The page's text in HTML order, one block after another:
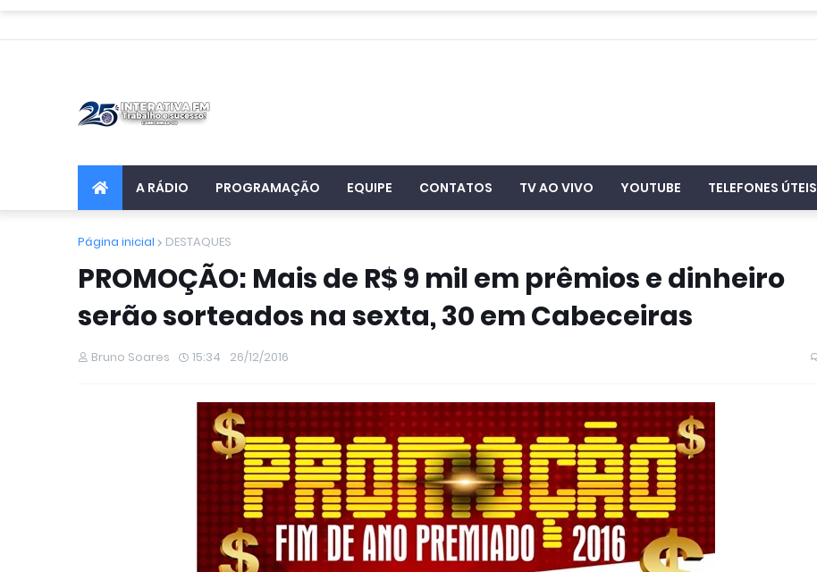
A RÁDIO PROGRAMAÇÃO EQUIPE CONTATOS TV AO VIVO YOUTUBE TELEFONES ÚTEIS
Página inicial DESTAQUES
PROMOÇÃO: Mais de R$ 9 mil em prêmios e dinheiro
serão sorteados na sexta, 30 em Cabeceiras
Bruno Soares 15:34 26/12/2016